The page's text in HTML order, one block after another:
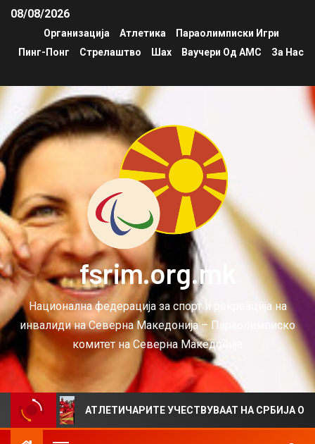
08/08/2026
Организација Атлетика
Параолимписки Игри
Пинг-Понг
Стрелаштво Шах Ваучери Од АМС За Нас
fsrim.org.mk
Национална федерација за спорт и рекреација на
инвалиди на Северна Македонија – Параолимписко
комитет на Северна Македонија
АТЛЕТИЧАРИТЕ УЧЕСТВУВААТ НА СРБИЈА ОПЕН 2026 ВО